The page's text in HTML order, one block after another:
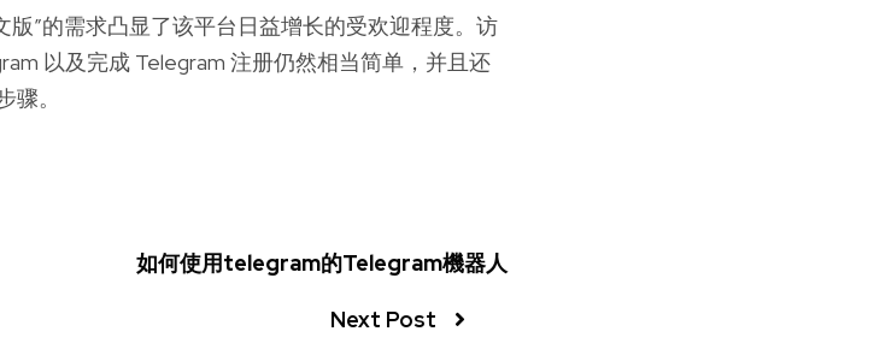
”的需求凸显了该平台日益增长的受欢迎程度。访
以及完成 Telegram 注册仍然相当简单，并且还
。
如何使用telegram的Telegram機器人
Next Post